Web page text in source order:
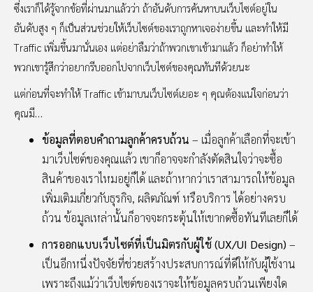
ซึ่งเราก็ได้รู้จากข้อที่ผ่านมาแล้วว่า ถ้าอันดับการค้นหาบนเว็บไซต์อยู่ใน
อันดับสูง ๆ ก็เป็นส่วนช่วยให้เว็บไซต์ของเราถูกหาเจอง่ายขึ้น และทำให้มี
Traffic เพิ่มขึ้นมานั่นเอง แต่อย่าลืมว่าถ้าพวกเขาเข้ามาแล้ว ก็อย่าทำให้
พวกเขารู้สึกว่าอยากรีบออกไปจากเว็บไซต์ของคุณทันทีด้วยนะ
แต่ก่อนที่จะทำให้ Traffic เข้ามาบนเว็บไซต์เยอะ ๆ คุณต้องแน่ใจก่อนว่า
คุณมี…
ข้อมูลที่ตอบคำถามลูกค้าครบถ้วน – เมื่อลูกค้าเลือกที่จะเข้า
มาเว็บไซต์ของคุณแล้ว เขาก็อาจจะกำลังตัดสินใจว่าจะซื้อ
สินค้าของเราไหมอยู่ก็ได้ และถ้าหากว่าเราสามารถให้ข้อมูล
เพิ่มเติมเกี่ยวกับธุรกิจ, ผลิตภัณฑ์ หรือบริการ ได้อย่างครบ
ถ้วน ข้อมูลเหล่านั้นก็อาจจะกระตุ้นให้เขากดซื้อทันทีเลยก็ได้
การออกแบบเว็บไซต์ที่เป็นมิตรกับผู้ใช้ (UX/UI Design) –
เป็นอีกหนึ่งปัจจัยที่ช่วยสร้างประสบการณ์ที่ดีให้กับผู้ใช้งาน
เพราะถึงแม้ว่าเว็บไซต์ของเราจะให้ข้อมูลครบถ้วนเพียงใด